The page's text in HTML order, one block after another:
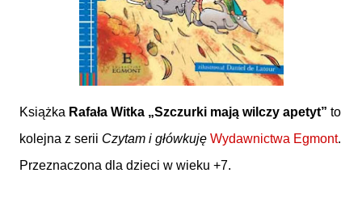
Książka Rafała Witka „Szczurki mają wilczy apetyt” to
kolejna z serii Czytam i główkuję Wydawnictwa Egmont.
Przeznaczona dla dzieci w wieku +7.